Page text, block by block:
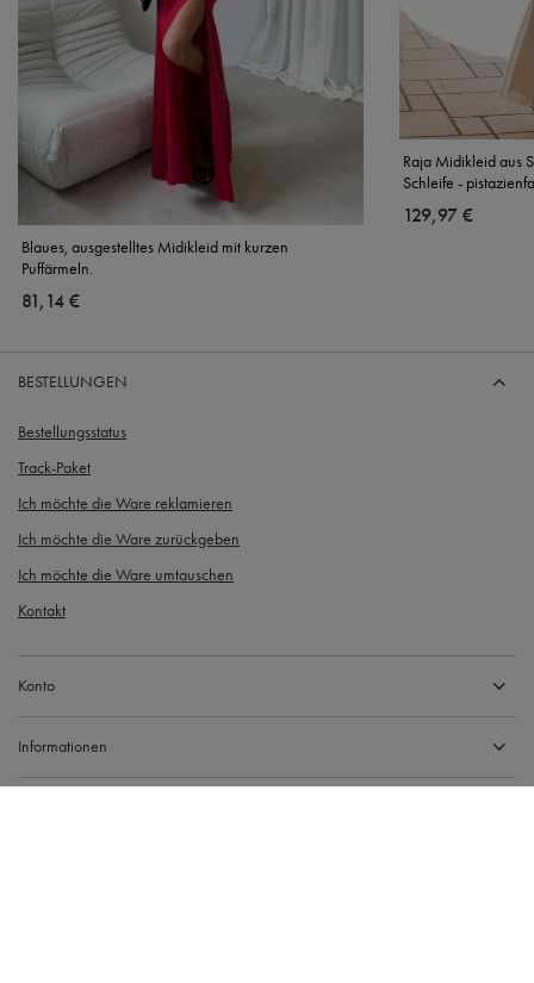
Blaues, ausgestelltes Midikleid mit kurzen
Puffärmeln.
81,14 €
Raja Midikleid aus
Schleife -
129,97 €
BESTELLUNGEN
Bestellungsstatus
Track-Paket
Ich möchte die Ware reklamieren
Ich möchte die Ware zurückgeben
Ich möchte die Ware umtauschen
Kontakt
Konto
Informationen